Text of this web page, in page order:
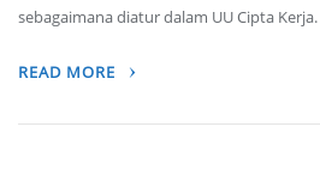
sebagaimana diatur dalam UU Cipta Kerja.
READ MORE